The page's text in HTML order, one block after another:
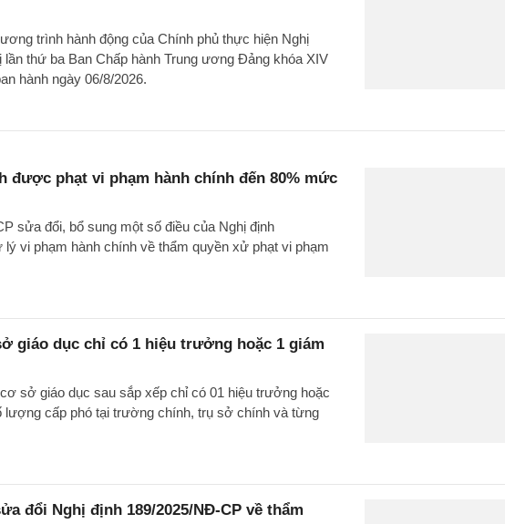
trình hành động của Chính phủ thực hiện Nghị
thứ ba Ban Chấp hành Trung ương Đảng khóa XIV
hành ngày 06/8/2026.
được phạt vi phạm hành chính đến 80% mức
sửa đổi, bổ sung một số điều của Nghị định
vi phạm hành chính về thẩm quyền xử phạt vi phạm
giáo dục chỉ có 1 hiệu trưởng hoặc 1 giám
sở giáo dục sau sắp xếp chỉ có 01 hiệu trưởng hoặc
lượng cấp phó tại trường chính, trụ sở chính và từng
đổi Nghị định 189/2025/NĐ-CP về thẩm